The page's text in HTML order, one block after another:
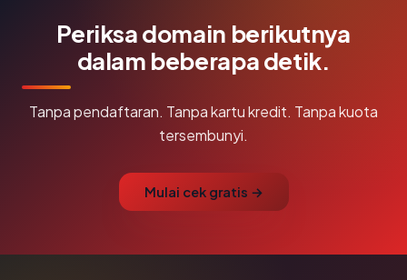
Periksa domain berikutnya
dalam beberapa detik.
Tanpa pendaftaran. Tanpa kartu kredit. Tanpa kuota
tersembunyi.
Mulai cek gratis →